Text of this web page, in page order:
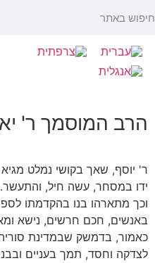
הרב המוסמך ר'
ר' יוסף, שאך בקושי נמלט
ידו במסחר, עשה חיל, והתעשר.
וכך מתארהו בנו בהקדמתו
באנשים, חכם חרשים, נישא
כאמור, בדמשק שבמדינת
לצדקה וחסד, תמך בעניים